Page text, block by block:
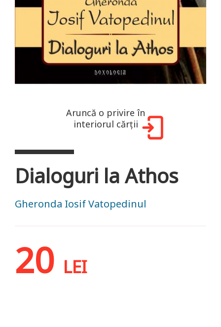
Aruncă o privire în
interiorul cărții
Dialoguri la Athos
Gheronda Iosif Vatopedinul
20 LEI